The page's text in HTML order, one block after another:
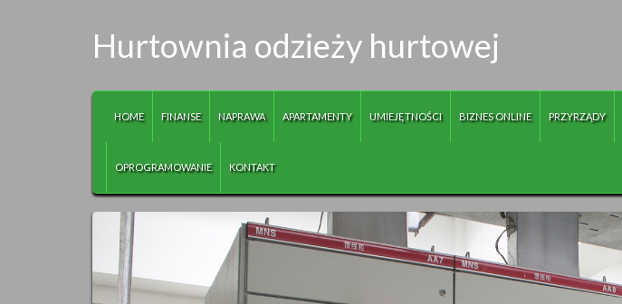
Hurtownia odzieży hurtowej
HOME FINANSE NAPRAWA APARTAMENTY UMIEJĘTNOŚCI BIZNES ONLINE PRZYRZĄDY
OPROGRAMOWANIE KONTAKT